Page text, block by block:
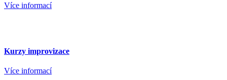
Více informací
Kurzy improvizace
Více informací